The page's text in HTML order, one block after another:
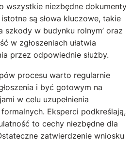
wszystkie niezbędne dokumenty
są słowa kluczowe, takie
szkody w budynku rolnym’ oraz
w zgłoszeniach ułatwia
przez odpowiednie służby.
procesu warto regularnie
i być gotowym na
w celu uzupełnienia
Eksperci podkreślają,
to cechy niezbędne dla
zatwierdzenie wniosku